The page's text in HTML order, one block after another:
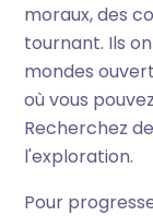
moraux, des
tournant. Ils
mondes
où vous
Recherchez
l'exploration.
Pour